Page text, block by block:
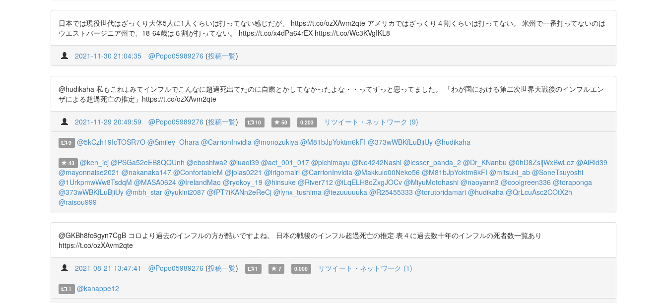
日本では現役世代はざっくり大体5人に1人くらいは打ってない感じだが、 https://t.co/ozXAvm2qte アメリカではざっくり４割くらいは打ってない。 米州で一番打ってないのは
ウエストバージニア州で、18-64歳は６割が打ってない。 https://t.co/x4dPa64rEX https://t.co/Wc3KVgIKL8
2021-11-30 21:04:35 @Popo05989276 (投稿一覧)
@hudikaha 私もこれ↓みてインフルでこんなに超過死出てたのに自粛とかしてなかったよな・・ってずっと思ってました。 「わが国における第二次世界大戦後のインフルエン
ザによる超過死亡の推定」https://t.co/ozXAvm2qte
2021-11-29 20:49:59 @Popo05989276 (投稿一覧) 10 50 0.203 リツイート・ネットワーク (9)
9 @5kCzh19IcTOSR7O @Smiley_Ohara @CarrionInvidia @monozukiya @M81bJpYoktm6kFI @373wWBKfLuBjiUy @hudikaha
43 @ken_icj @PSGa52eEB8QQUnh @eboshiwa2 @iuaoi39 @act_001_017 @pichimayu @No4242Nashi @lesser_panda_2 @Dr_KNanbu @0hD8ZsljWxBwLoz @AiRld39
@mayonnaise2021 @nakanaka147 @ConfortableM @joias0221 @irigomairi @CarrionInvidia @Makkulo00Neko56 @M81bJpYoktm6kFI @mitsuki_ab @SoneTsuyoshi
@1UrkpmwWw8TsdqM @MASA0624 @IrelandMao @ryokoy_19 @hinsuke @River712 @iLqELH8oZxgJOCv @MiyuMotohashi @naoyann3 @coolgreen336 @toraponga
@373wWBKfLuBjiUy @mbh_star @yukini2087 @fPT7iKANn2eReCj @lynx_tushima @tezuuuuuka @R25455333 @torutoridamari @hudikaha @QrLcuAsc2COtX2h
@raisou999
@GKBh8fc6gyn7CgB コロより過去のインフルの方が酷いですよね。 日本の戦後のインフル超過死亡の推定 表４に過去数十年のインフルの死者数一覧あり
https://t.co/ozXAvm2qte
2021-08-21 13:47:41 @Popo05989276 (投稿一覧) 1 7 0.000 リツイート・ネットワーク (1)
1 @kanappe12